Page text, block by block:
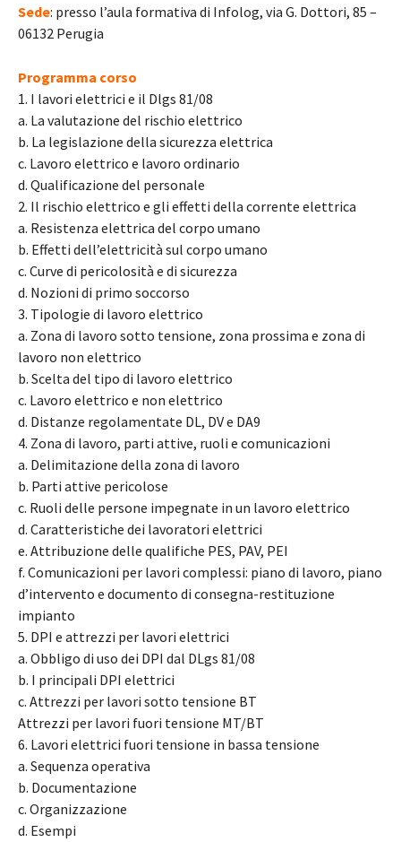
Sede: presso l’aula formativa di Infolog, via G. Dottori, 85 –
06132 Perugia
Programma corso
1. I lavori elettrici e il Dlgs 81/08
a. La valutazione del rischio elettrico
b. La legislazione della sicurezza elettrica
c. Lavoro elettrico e lavoro ordinario
d. Qualificazione del personale
2. Il rischio elettrico e gli effetti della corrente elettrica
a. Resistenza elettrica del corpo umano
b. Effetti dell’elettricità sul corpo umano
c. Curve di pericolosità e di sicurezza
d. Nozioni di primo soccorso
3. Tipologie di lavoro elettrico
a. Zona di lavoro sotto tensione, zona prossima e zona di
lavoro non elettrico
b. Scelta del tipo di lavoro elettrico
c. Lavoro elettrico e non elettrico
d. Distanze regolamentate DL, DV e DA9
4. Zona di lavoro, parti attive, ruoli e comunicazioni
a. Delimitazione della zona di lavoro
b. Parti attive pericolose
c. Ruoli delle persone impegnate in un lavoro elettrico
d. Caratteristiche dei lavoratori elettrici
e. Attribuzione delle qualifiche PES, PAV, PEI
f. Comunicazioni per lavori complessi: piano di lavoro, piano
d’intervento e documento di consegna-restituzione
impianto
5. DPI e attrezzi per lavori elettrici
a. Obbligo di uso dei DPI dal DLgs 81/08
b. I principali DPI elettrici
c. Attrezzi per lavori sotto tensione BT
Attrezzi per lavori fuori tensione MT/BT
6. Lavori elettrici fuori tensione in bassa tensione
a. Sequenza operativa
b. Documentazione
c. Organizzazione
d. Esempi